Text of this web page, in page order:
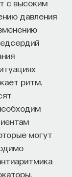
с высоким
давления
ритм.
могут